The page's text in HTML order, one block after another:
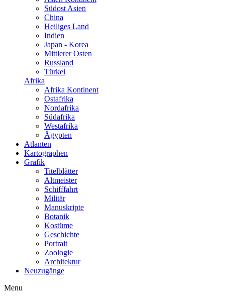
Südost Asien
China
Heiliges Land
Indien
Japan - Korea
Mittlerer Osten
Russland
Türkei
Afrika
Afrika Kontinent
Ostafrika
Nordafrika
Südafrika
Westafrika
Ägypten
Atlanten
Kartographen
Grafik
Titelblätter
Altmeister
Schifffahrt
Militär
Manuskripte
Botanik
Kostüme
Geschichte
Portrait
Zoologie
Architektur
Neuzugänge
Menu